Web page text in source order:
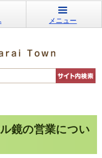
メニュー
鏡の営業につい